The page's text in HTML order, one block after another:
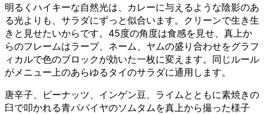
明るくハイキーな自然光は、カレーに与えるような陰影のあ
る光よりも、サラダにずっと似合います。クリーンで生き生
きと見せたいからです。45度の角度は食感を見せ、真上か
らのフレームはラープ、ネーム、ヤムの盛り合わせをグラフ
ィカルで色のブロックが効いた一枚に変えます。同じルール
がメニュー上のあらゆるタイのサラダに通用します。
唐辛子、ピーナッツ、インゲン豆、ライムとともに素焼きの
臼で叩かれる青パパイヤのソムタムを真上から撮った様子